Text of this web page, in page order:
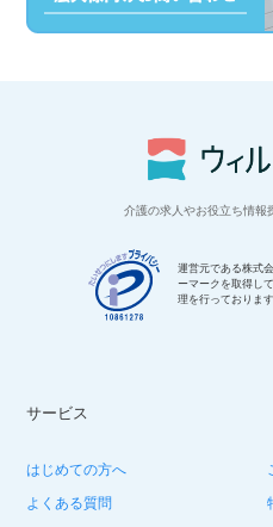
介護の求人やお役立ち情報
運営元である株式
ーマークを取得し
理を行っております
サービス
はじめての方へ
よくある質問